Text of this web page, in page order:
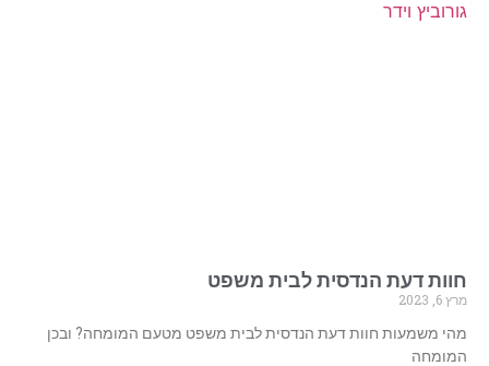
חוות דעת הנדסית לבית משפט
מרץ 6, 2023
מהי משמעות חוות דעת הנדסית לבית משפט מטעם המומחה? ובכן
המומחה